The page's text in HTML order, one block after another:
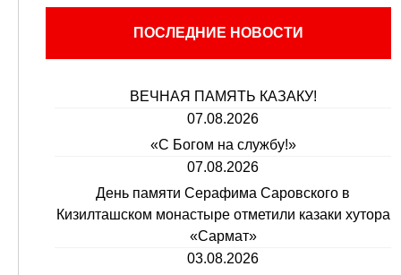
ПОСЛЕДНИЕ НОВОСТИ
ВЕЧНАЯ ПАМЯТЬ КАЗАКУ!
07.08.2026
«С Богом на службу!»
07.08.2026
День памяти Серафима Саровского в
Кизилташском монастыре отметили казаки хутора
«Сармат»
03.08.2026